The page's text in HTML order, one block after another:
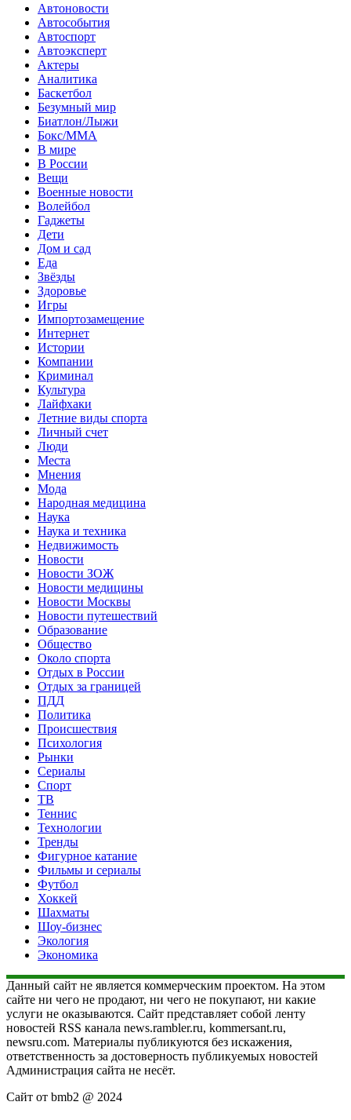
Автоновости
Автособытия
Автоспорт
Автоэксперт
Актеры
Аналитика
Баскетбол
Безумный мир
Биатлон/Лыжи
Бокс/MMA
В мире
В России
Вещи
Военные новости
Волейбол
Гаджеты
Дети
Дом и сад
Еда
Звёзды
Здоровье
Игры
Импортозамещение
Интернет
Истории
Компании
Криминал
Культура
Лайфхаки
Летние виды спорта
Личный счет
Люди
Места
Мнения
Мода
Народная медицина
Наука
Наука и техника
Недвижимость
Новости
Новости ЗОЖ
Новости медицины
Новости Москвы
Новости путешествий
Образование
Общество
Около спорта
Отдых в России
Отдых за границей
ПДД
Политика
Происшествия
Психология
Рынки
Сериалы
Спорт
ТВ
Теннис
Технологии
Тренды
Фигурное катание
Фильмы и сериалы
Футбол
Хоккей
Шахматы
Шоу-бизнес
Экология
Экономика
Данный сайт не является коммерческим проектом. На этом
сайте ни чего не продают, ни чего не покупают, ни какие
услуги не оказываются. Сайт представляет собой ленту
новостей RSS канала news.rambler.ru, kommersant.ru,
newsru.com. Материалы публикуются без искажения,
ответственность за достоверность публикуемых новостей
Администрация сайта не несёт.
Сайт от bmb2 @ 2024